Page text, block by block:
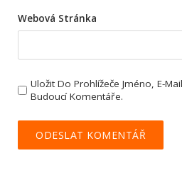
Webová Stránka
Uložit Do Prohlížeče Jméno, E-
Budoucí Komentáře.